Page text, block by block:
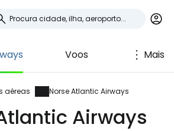
Voos Mais
aéreas Norse Atlantic Airways
Airways
no
mundial de viajantes